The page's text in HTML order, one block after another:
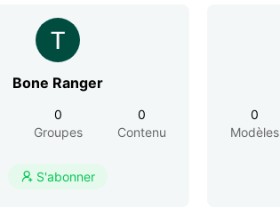
Bone Ranger
0
Groupes
0
Contenu
 S'abonner
0
Modèles